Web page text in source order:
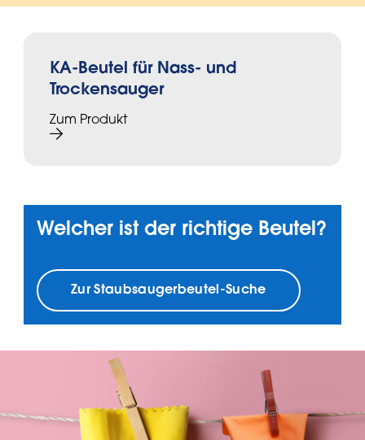
KA-Beutel für Nass- und
Trockensauger
Zum Produkt
Welcher ist der richtige Beutel?
Zur Staubsaugerbeutel-Suche